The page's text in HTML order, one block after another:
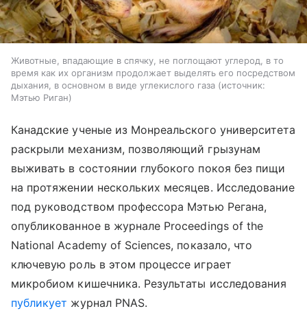
Животные, впадающие в спячку, не поглощают углерод, в то
время как их организм продолжает выделять его посредством
дыхания, в основном в виде углекислого газа
источник:
Мэтью Риган
Канадские ученые из Монреальского университета
раскрыли механизм, позволяющий грызунам
выживать в состоянии глубокого покоя без пищи
на протяжении нескольких месяцев. Исследование
под руководством профессора Мэтью Регана,
опубликованное в журнале Proceedings of the
National Academy of Sciences, показало, что
ключевую роль в этом процессе играет
микробиом кишечника. Результаты исследования
публикует журнал PNAS.